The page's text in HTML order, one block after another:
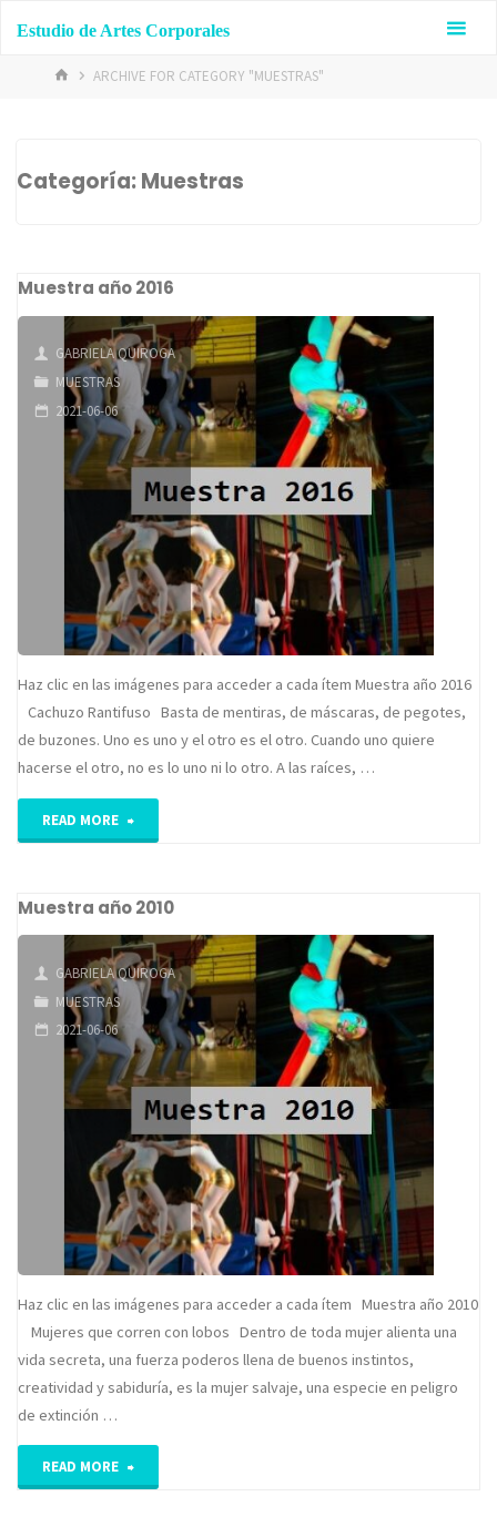
Estudio de Artes Corporales
HOMEARCHIVE FOR CATEGORY "MUESTRAS"
Categoría:Muestras
Muestra año 2016
GABRIELA QUIROGA
MUESTRAS
2021-06-06
Haz clic en las imágenes para acceder a cada ítem Muestra año 2016
Cachuzo Rantifuso Basta de mentiras, de máscaras, de pegotes,
de buzones. Uno es uno y el otro es el otro. Cuando uno quiere
hacerse el otro, no es lo uno ni lo otro. A las raíces, …
READ MORE "Muestra
2016"
Muestra año 2010
GABRIELA QUIROGA
MUESTRAS
2021-06-06
Haz clic en las imágenes para acceder a cada ítem Muestra año 2010
Mujeres que corren con lobos Dentro de toda mujer alienta una
vida secreta, una fuerza poderos llena de buenos instintos,
creatividad y sabiduría, es la mujer salvaje, una especie en peligro
de extinción …
READ MORE "Muestra